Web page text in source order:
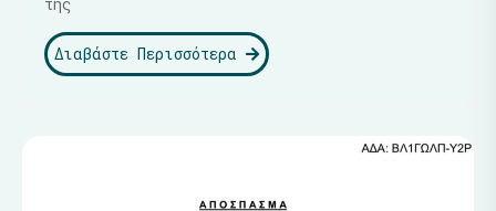
Διαβάστε Περισσότερα